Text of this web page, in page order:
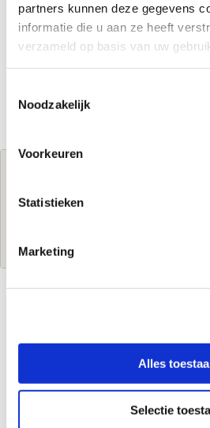
partners kunnen deze gegevens
informatie die u aan ze heeft
verzameld op basis van uw
Noodzakelijk
Voorkeuren
Statistieken
Marketing
Alles
Selectie
JL3RHINT
Product soort
Psychrometer